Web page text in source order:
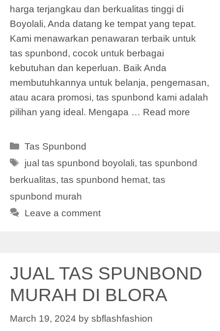
harga terjangkau dan berkualitas tinggi di
Boyolali, Anda datang ke tempat yang tepat.
Kami menawarkan penawaran terbaik untuk
tas spunbond, cocok untuk berbagai
kebutuhan dan keperluan. Baik Anda
membutuhkannya untuk belanja, pengemasan,
atau acara promosi, tas spunbond kami adalah
pilihan yang ideal. Mengapa … Read more
Categories
Tas Spunbond
Tags
jual tas spunbond boyolali,tas spunbond
berkualitas, tas spunbond hemat, tas
spunbond murah
Leave a comment
JUAL TAS SPUNBOND
MURAH DI BLORA
March 19, 2024 by sbflashfashion